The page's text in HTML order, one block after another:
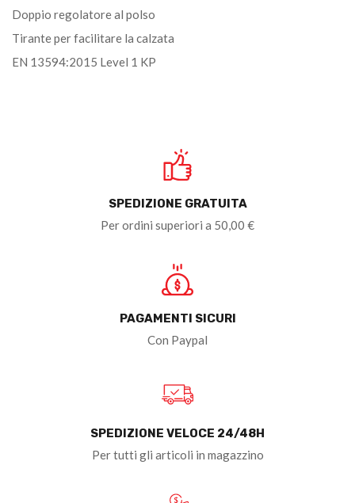
Doppio regolatore al polso
Tirante per facilitare la calzata
EN 13594:2015 Level 1 KP
SPEDIZIONE GRATUITA
Per ordini superiori a 50,00 €
PAGAMENTI SICURI
Con Paypal
SPEDIZIONE VELOCE 24/48H
Per tutti gli articoli in magazzino